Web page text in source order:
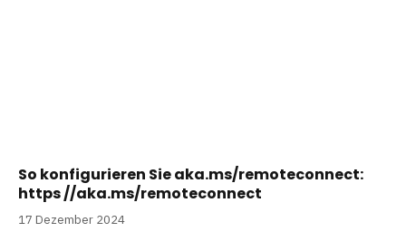
So konfigurieren Sie aka.ms/remoteconnect:
https //aka.ms/remoteconnect
17 Dezember 2024